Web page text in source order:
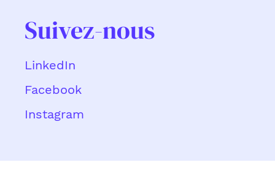
Suivez-nous
LinkedIn
Facebook
Instagram